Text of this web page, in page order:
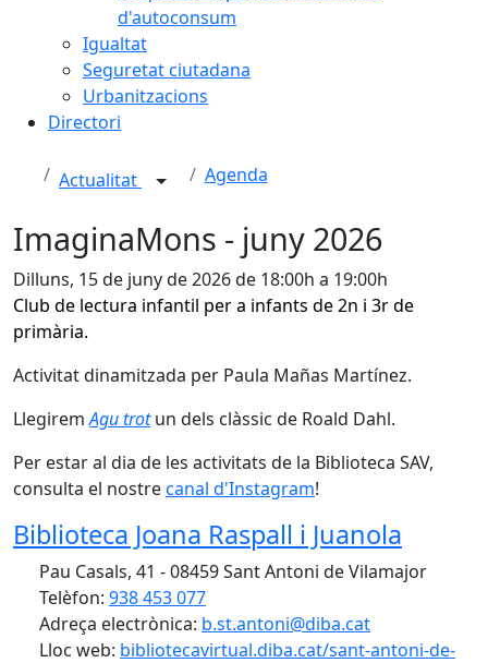
d'autoconsum
Igualtat
Seguretat ciutadana
Urbanitzacions
Directori
Actualitat Agenda
ImaginaMons - juny 2026
Dilluns, 15 de juny de 2026 de 18:00h a 19:00h
Club de lectura infantil per a infants de 2n i 3r de
primària.
Activitat dinamitzada per Paula Mañas Martínez.
LlegiremAgu trotun dels clàssic de Roald Dahl.
Per estar al dia de les activitats de la Biblioteca SAV,
consulta el nostrecanal d'Instagram!
Biblioteca Joana Raspall i Juanola
Pau Casals, 41 - 08459 Sant Antoni de Vilamajor
Telèfon: 938 453 077
Adreça electrònica: b.st.antoni@diba.cat
Lloc web: bibliotecavirtual.diba.cat/sant-antoni-de-